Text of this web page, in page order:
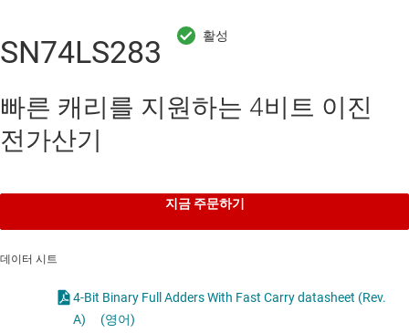
SN74LS283
빠른 캐리를 지원하는 4비트 이진
전가산기
지금 주문하기
데이터 시트
4-Bit Binary Full Adders With Fast Carry datasheet (Rev.
A)
(영어)